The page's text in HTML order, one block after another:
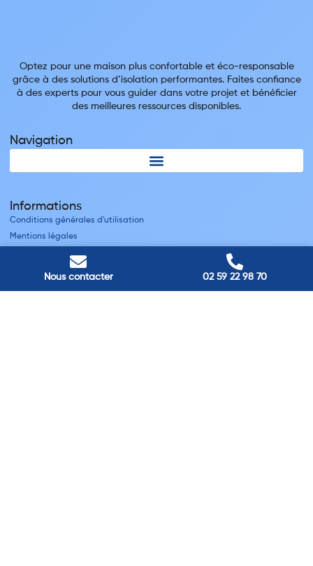
Nous contacter 02 59 22 98 70
Optez pour une maison plus confortable et éco-responsable
grâce à des solutions d’isolation performantes. Faites confiance
à des experts pour vous guider dans votre projet et bénéficier
des meilleures ressources disponibles.
Navigation
Informations
Conditions générales d'utilisation
Mentions légales